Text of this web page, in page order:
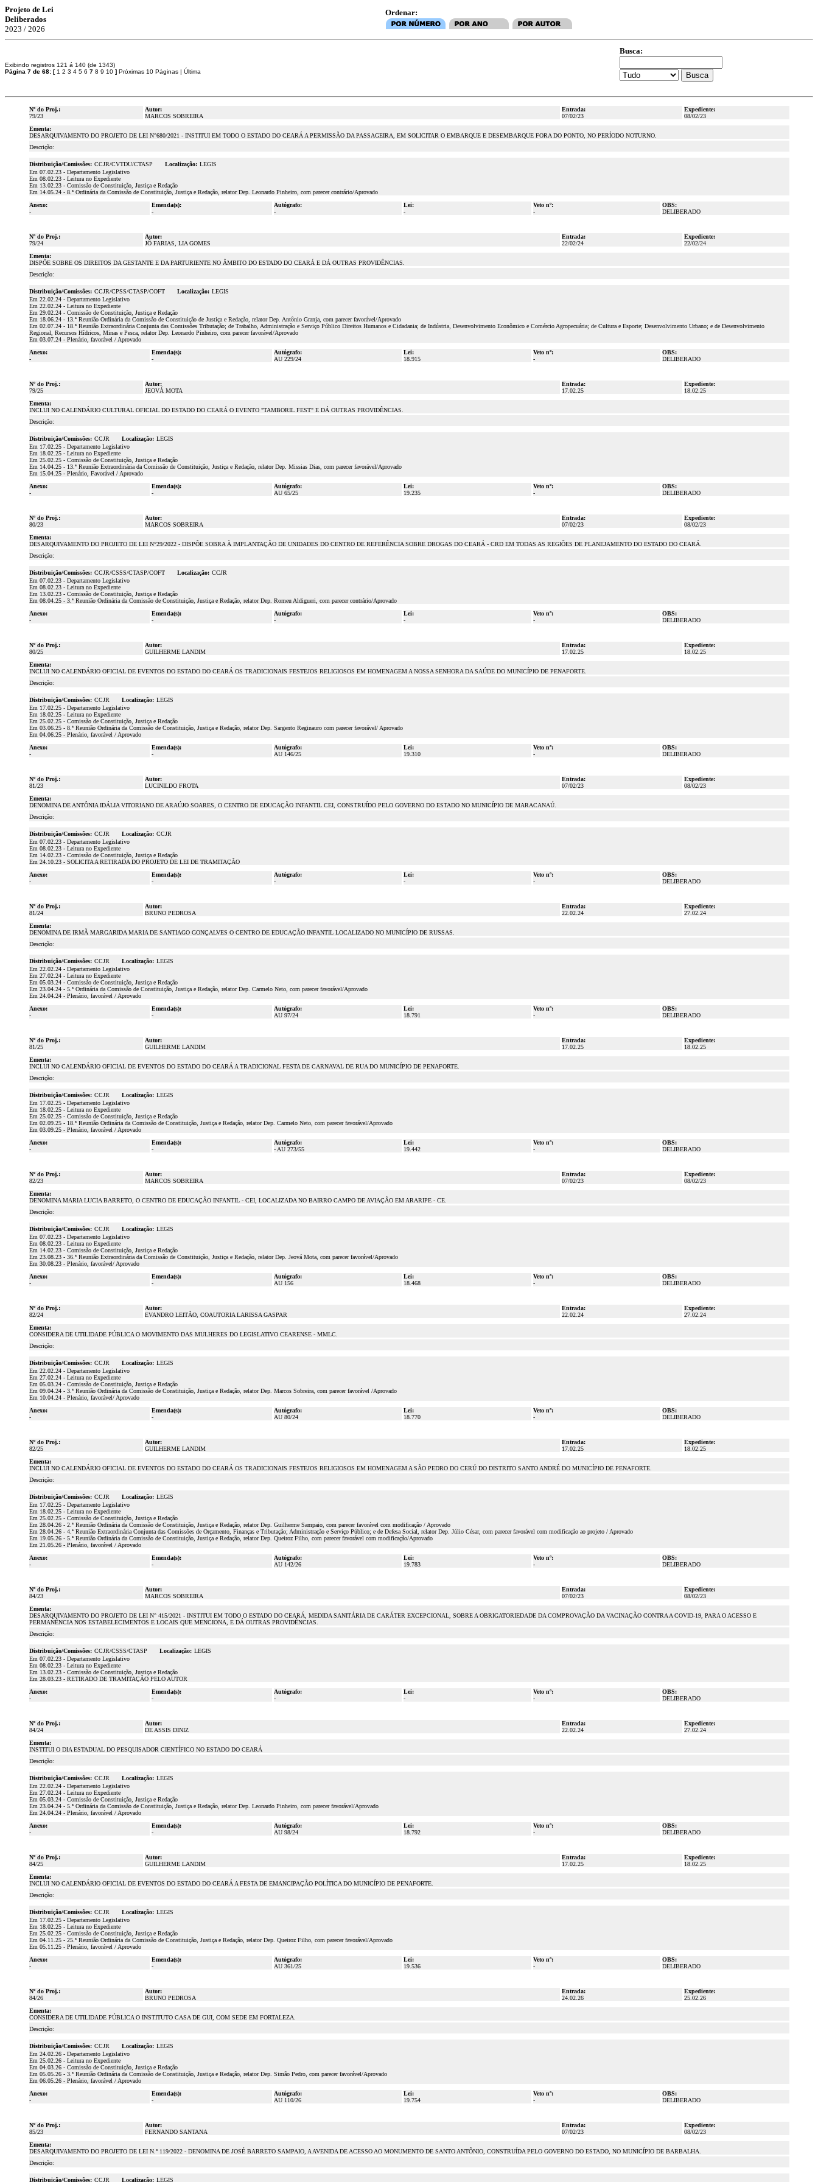
Projeto de Lei
Deliberados
2023 / 2026
Ordenar:
Exibindo registros 121 á 140 (de 1343)
Página 7 de 68: [ 1 2 3 4 5 6 7 8 9 10 ] Próximas 10 Páginas | Última
Busca:
Nº do Proj.:
79/23
Autor:
MARCOS SOBREIRA
Entrada:
07/02/23
Expediente:
08/02/23
Ementa:
DESARQUIVAMENTO DO PROJETO DE LEI N°680/2021 - INSTITUI EM TODO O ESTADO DO CEARÁ A PERMISSÃO DA PASSAGEIRA, EM SOLICITAR O EMBARQUE E DESEMBARQUE FORA DO PONTO, NO PERÍODO NOTURNO.
Descrição:
Distribuição/Comissões: CCJR/CVTDU/CTASP Localização: LEGIS
Em 07.02.23 - Departamento Legislativo
Em 08.02.23 - Leitura no Expediente
Em 13.02.23 - Comissão de Constituição, Justiça e Redação
Em 14.05.24 - 8.ª Ordinária da Comissão de Constituição, Justiça e Redação, relator Dep. Leonardo Pinheiro, com parecer contrário/Aprovado
Anexo:
-
Emenda(s):
-
Autógrafo:
-
Lei:
-
Veto nº:
-
OBS:
DELIBERADO
Nº do Proj.:
79/24
Autor:
JÔ FARIAS, LIA GOMES
Entrada:
22/02/24
Expediente:
22/02/24
Ementa:
DISPÕE SOBRE OS DIREITOS DA GESTANTE E DA PARTURIENTE NO ÂMBITO DO ESTADO DO CEARÁ E DÁ OUTRAS PROVIDÊNCIAS.
Descrição:
Distribuição/Comissões: CCJR/CPSS/CTASP/COFT Localização: LEGIS
Em 22.02.24 - Departamento Legislativo
Em 22.02.24 - Leitura no Expediente
Em 29.02.24 - Comissão de Constituição, Justiça e Redação
Em 18.06.24 - 13.ª Reunião Ordinária da Comissão de Constituição de Justiça e Redação, relator Dep. Antônio Granja, com parecer favorável/Aprovado
Em 02.07.24 - 18.ª Reunião Extraordinária Conjunta das Comissões Tributação; de Trabalho, Administração e Serviço Público Direitos Humanos e Cidadania; de Indústria, Desenvolvimento Econômico e Comércio Agropecuária; de Cultura e Esporte; Desenvolvimento Urbano; e de Desenvolvimento
Regional, Recursos Hídricos, Minas e Pesca, relator Dep. Leonardo Pinheiro, com parecer favorável/Aprovado
Em 03.07.24 - Plenário, favorável / Aprovado
Anexo:
-
Emenda(s):
-
Autógrafo:
AU 229/24
Lei:
18.915
Veto nº:
-
OBS:
DELIBERADO
Nº do Proj.:
79/25
Autor:
JEOVÁ MOTA
Entrada:
17.02.25
Expediente:
18.02.25
Ementa:
INCLUI NO CALENDÁRIO CULTURAL OFICIAL DO ESTADO DO CEARÁ O EVENTO "TAMBORIL FEST" E DÁ OUTRAS PROVIDÊNCIAS.
Descrição:
Distribuição/Comissões: CCJR Localização: LEGIS
Em 17.02.25 - Departamento Legislativo
Em 18.02.25 - Leitura no Expediente
Em 25.02.25 - Comissão de Constituição, Justiça e Redação
Em 14.04.25 - 13.ª Reunião Extraordinária da Comissão de Constituição, Justiça e Redação, relator Dep. Missias Dias, com parecer favorável/Aprovado
Em 15.04.25 - Plenário, Favorável / Aprovado
Anexo:
-
Emenda(s):
-
Autógrafo:
AU 65/25
Lei:
19.235
Veto nº:
-
OBS:
DELIBERADO
Nº do Proj.:
80/23
Autor:
MARCOS SOBREIRA
Entrada:
07/02/23
Expediente:
08/02/23
Ementa:
DESARQUIVAMENTO DO PROJETO DE LEI N°29/2022 - DISPÕE SOBRA À IMPLANTAÇÃO DE UNIDADES DO CENTRO DE REFERÊNCIA SOBRE DROGAS DO CEARÁ - CRD EM TODAS AS REGIÕES DE PLANEJAMENTO DO ESTADO DO CEARÁ.
Descrição:
Distribuição/Comissões: CCJR/CSSS/CTASP/COFT Localização: CCJR
Em 07.02.23 - Departamento Legislativo
Em 08.02.23 - Leitura no Expediente
Em 13.02.23 - Comissão de Constituição, Justiça e Redação
Em 08.04.25 - 3.ª Reunião Ordinária da Comissão de Constituição, Justiça e Redação, relator Dep. Romeu Aldigueri, com parecer contrário/Aprovado
Anexo:
-
Emenda(s):
-
Autógrafo:
-
Lei:
-
Veto nº:
-
OBS:
DELIBERADO
Nº do Proj.:
80/25
Autor:
GUILHERME LANDIM
Entrada:
17.02.25
Expediente:
18.02.25
Ementa:
INCLUI NO CALENDÁRIO OFICIAL DE EVENTOS DO ESTADO DO CEARÁ OS TRADICIONAIS FESTEJOS RELIGIOSOS EM HOMENAGEM A NOSSA SENHORA DA SAÚDE DO MUNICÍPIO DE PENAFORTE.
Descrição:
Distribuição/Comissões: CCJR Localização: LEGIS
Em 17.02.25 - Departamento Legislativo
Em 18.02.25 - Leitura no Expediente
Em 25.02.25 - Comissão de Constituição, Justiça e Redação
Em 03.06.25 - 8.ª Reunião Ordinária da Comissão de Constituição, Justiça e Redação, relator Dep. Sargento Reginauro com parecer favorável/ Aprovado
Em 04.06.25 - Plenário, favorável / Aprovado
Anexo:
-
Emenda(s):
-
Autógrafo:
AU 146/25
Lei:
19.310
Veto nº:
-
OBS:
DELIBERADO
Nº do Proj.:
81/23
Autor:
LUCINILDO FROTA
Entrada:
07/02/23
Expediente:
08/02/23
Ementa:
DENOMINA DE ANTÔNIA IDÁLIA VITORIANO DE ARAÚJO SOARES, O CENTRO DE EDUCAÇÃO INFANTIL CEI, CONSTRUÍDO PELO GOVERNO DO ESTADO NO MUNICÍPIO DE MARACANAÚ.
Descrição:
Distribuição/Comissões: CCJR Localização: CCJR
Em 07.02.23 - Departamento Legislativo
Em 08.02.23 - Leitura no Expediente
Em 14.02.23 - Comissão de Constituição, Justiça e Redação
Em 24.10.23 - SOLICITA A RETIRADA DO PROJETO DE LEI DE TRAMITAÇÃO
Anexo:
-
Emenda(s):
-
Autógrafo:
-
Lei:
-
Veto nº:
-
OBS:
DELIBERADO
Nº do Proj.:
81/24
Autor:
BRUNO PEDROSA
Entrada:
22.02.24
Expediente:
27.02.24
Ementa:
DENOMINA DE IRMÃ MARGARIDA MARIA DE SANTIAGO GONÇALVES O CENTRO DE EDUCAÇÃO INFANTIL LOCALIZADO NO MUNICÍPIO DE RUSSAS.
Descrição:
Distribuição/Comissões: CCJR Localização: LEGIS
Em 22.02.24 - Departamento Legislativo
Em 27.02.24 - Leitura no Expediente
Em 05.03.24 - Comissão de Constituição, Justiça e Redação
Em 23.04.24 - 5.ª Ordinária da Comissão de Constituição, Justiça e Redação, relator Dep. Carmelo Neto, com parecer favorável/Aprovado
Em 24.04.24 - Plenário, favorável / Aprovado
Anexo:
-
Emenda(s):
-
Autógrafo:
AU 97/24
Lei:
18.791
Veto nº:
-
OBS:
DELIBERADO
Nº do Proj.:
81/25
Autor:
GUILHERME LANDIM
Entrada:
17.02.25
Expediente:
18.02.25
Ementa:
INCLUI NO CALENDÁRIO OFICIAL DE EVENTOS DO ESTADO DO CEARÁ A TRADICIONAL FESTA DE CARNAVAL DE RUA DO MUNICÍPIO DE PENAFORTE.
Descrição:
Distribuição/Comissões: CCJR Localização: LEGIS
Em 17.02.25 - Departamento Legislativo
Em 18.02.25 - Leitura no Expediente
Em 25.02.25 - Comissão de Constituição, Justiça e Redação
Em 02.09.25 - 18.ª Reunião Ordinária da Comissão de Constituição, Justiça e Redação, relator Dep. Carmelo Neto, com parecer favorável/Aprovado
Em 03.09.25 - Plenário, favorável / Aprovado
Anexo:
-
Emenda(s):
-
Autógrafo:
- AU 273/55
Lei:
19.442
Veto nº:
-
OBS:
DELIBERADO
Nº do Proj.:
82/23
Autor:
MARCOS SOBREIRA
Entrada:
07/02/23
Expediente:
08/02/23
Ementa:
DENOMINA MARIA LUCIA BARRETO, O CENTRO DE EDUCAÇÃO INFANTIL - CEI, LOCALIZADA NO BAIRRO CAMPO DE AVIAÇÃO EM ARARIPE - CE.
Descrição:
Distribuição/Comissões: CCJR Localização: LEGIS
Em 07.02.23 - Departamento Legislativo
Em 08.02.23 - Leitura no Expediente
Em 14.02.23 - Comissão de Constituição, Justiça e Redação
Em 23.08.23 - 36.ª Reunião Extraordinária da Comissão de Constituição, Justiça e Redação, relator Dep. Jeová Mota, com parecer favorável/Aprovado
Em 30.08.23 - Plenário, favorável/ Aprovado
Anexo:
-
Emenda(s):
-
Autógrafo:
AU 156
Lei:
18.468
Veto nº:
-
OBS:
DELIBERADO
Nº do Proj.:
82/24
Autor:
EVANDRO LEITÃO, COAUTORIA LARISSA GASPAR
Entrada:
22.02.24
Expediente:
27.02.24
Ementa:
CONSIDERA DE UTILIDADE PÚBLICA O MOVIMENTO DAS MULHERES DO LEGISLATIVO CEARENSE - MMLC.
Descrição:
Distribuição/Comissões: CCJR Localização: LEGIS
Em 22.02.24 - Departamento Legislativo
Em 27.02.24 - Leitura no Expediente
Em 05.03.24 - Comissão de Constituição, Justiça e Redação
Em 09.04.24 - 3.ª Reunião Ordinária da Comissão de Constituição, Justiça e Redação, relator Dep. Marcos Sobreira, com parecer favorável /Aprovado
Em 10.04.24 - Plenário, favorável/ Aprovado
Anexo:
-
Emenda(s):
-
Autógrafo:
AU 80/24
Lei:
18.770
Veto nº:
-
OBS:
DELIBERADO
Nº do Proj.:
82/25
Autor:
GUILHERME LANDIM
Entrada:
17.02.25
Expediente:
18.02.25
Ementa:
INCLUI NO CALENDÁRIO OFICIAL DE EVENTOS DO ESTADO DO CEARÁ OS TRADICIONAIS FESTEJOS RELIGIOSOS EM HOMENAGEM A SÃO PEDRO DO CERÚ DO DISTRITO SANTO ANDRÉ DO MUNICÍPIO DE PENAFORTE.
Descrição:
Distribuição/Comissões: CCJR Localização: LEGIS
Em 17.02.25 - Departamento Legislativo
Em 18.02.25 - Leitura no Expediente
Em 25.02.25 - Comissão de Constituição, Justiça e Redação
Em 28.04.26 - 2.ª Reunião Ordinária da Comissão de Constituição, Justiça e Redação, relator Dep. Guilherme Sampaio, com parecer favorável com modificação / Aprovado
Em 28.04.26 - 4.ª Reunião Extraordinária Conjunta das Comissões de Orçamento, Finanças e Tributação; Administração e Serviço Público; e de Defesa Social, relator Dep. Júlio César, com parecer favorável com modificação ao projeto / Aprovado
Em 19.05.26 - 5.ª Reunião Ordinária da Comissão de Constituição, Justiça e Redação, relator Dep. Queiroz Filho, com parecer favorável com modificação/Aprovado
Em 21.05.26 - Plenário, favorável / Aprovado
Anexo:
-
Emenda(s):
-
Autógrafo:
AU 142/26
Lei:
19.783
Veto nº:
-
OBS:
DELIBERADO
Nº do Proj.:
84/23
Autor:
MARCOS SOBREIRA
Entrada:
07/02/23
Expediente:
08/02/23
Ementa:
DESARQUIVAMENTO DO PROJETO DE LEI N° 415/2021 - INSTITUI EM TODO O ESTADO DO CEARÁ, MEDIDA SANITÁRIA DE CARÁTER EXCEPCIONAL, SOBRE A OBRIGATORIEDADE DA COMPROVAÇÃO DA VACINAÇÃO CONTRA A COVID-19, PARA O ACESSO E
PERMANÊNCIA NOS ESTABELECIMENTOS E LOCAIS QUE MENCIONA, E DÁ OUTRAS PROVIDÊNCIAS.
Descrição:
Distribuição/Comissões: CCJR/CSSS/CTASP Localização: LEGIS
Em 07.02.23 - Departamento Legislativo
Em 08.02.23 - Leitura no Expediente
Em 13.02.23 - Comissão de Constituição, Justiça e Redação
Em 28.03.23 - RETIRADO DE TRAMITAÇÃO PELO AUTOR
Anexo:
-
Emenda(s):
-
Autógrafo:
-
Lei:
-
Veto nº:
-
OBS:
DELIBERADO
Nº do Proj.:
84/24
Autor:
DE ASSIS DINIZ
Entrada:
22.02.24
Expediente:
27.02.24
Ementa:
INSTITUI O DIA ESTADUAL DO PESQUISADOR CIENTÍFICO NO ESTADO DO CEARÁ
Descrição:
Distribuição/Comissões: CCJR Localização: LEGIS
Em 22.02.24 - Departamento Legislativo
Em 27.02.24 - Leitura no Expediente
Em 05.03.24 - Comissão de Constituição, Justiça e Redação
Em 23.04.24 - 5.ª Ordinária da Comissão de Constituição, Justiça e Redação, relator Dep. Leonardo Pinheiro, com parecer favorável/Aprovado
Em 24.04.24 - Plenário, favorável / Aprovado
Anexo:
-
Emenda(s):
-
Autógrafo:
AU 98/24
Lei:
18.792
Veto nº:
-
OBS:
DELIBERADO
Nº do Proj.:
84/25
Autor:
GUILHERME LANDIM
Entrada:
17.02.25
Expediente:
18.02.25
Ementa:
INCLUI NO CALENDÁRIO OFICIAL DE EVENTOS DO ESTADO DO CEARÁ A FESTA DE EMANCIPAÇÃO POLÍTICA DO MUNICÍPIO DE PENAFORTE.
Descrição:
Distribuição/Comissões: CCJR Localização: LEGIS
Em 17.02.25 - Departamento Legislativo
Em 18.02.25 - Leitura no Expediente
Em 25.02.25 - Comissão de Constituição, Justiça e Redação
Em 04.11.25 - 25.ª Reunião Ordinária da Comissão de Constituição, Justiça e Redação, relator Dep. Queiroz Filho, com parecer favorável/Aprovado
Em 05.11.25 - Plenário, favorável / Aprovado
Anexo:
-
Emenda(s):
-
Autógrafo:
AU 361/25
Lei:
19.536
Veto nº:
-
OBS:
DELIBERADO
Nº do Proj.:
84/26
Autor:
BRUNO PEDROSA
Entrada:
24.02.26
Expediente:
25.02.26
Ementa:
CONSIDERA DE UTILIDADE PÚBLICA O INSTITUTO CASA DE GUI, COM SEDE EM FORTALEZA.
Descrição:
Distribuição/Comissões: CCJR Localização: LEGIS
Em 24.02.26 - Departamento Legislativo
Em 25.02.26 - Leitura no Expediente
Em 04.03.26 - Comissão de Constituição, Justiça e Redação
Em 05.05.26 - 3.ª Reunião Ordinária da Comissão de Constituição, Justiça e Redação, relator Dep. Simão Pedro, com parecer favorável/Aprovado
Em 06.05.26 - Plenário, favorável / Aprovado
Anexo:
-
Emenda(s):
-
Autógrafo:
AU 110/26
Lei:
19.754
Veto nº:
-
OBS:
DELIBERADO
Nº do Proj.:
85/23
Autor:
FERNANDO SANTANA
Entrada:
07/02/23
Expediente:
08/02/23
Ementa:
DESARQUIVAMENTO DO PROJETO DE LEI N.º 119/2022 - DENOMINA DE JOSÉ BARRETO SAMPAIO, A AVENIDA DE ACESSO AO MONUMENTO DE SANTO ANTÔNIO, CONSTRUÍDA PELO GOVERNO DO ESTADO, NO MUNICÍPIO DE BARBALHA.
Descrição:
Distribuição/Comissões: CCJR Localização: LEGIS